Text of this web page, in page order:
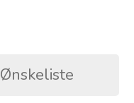
Ønskeliste